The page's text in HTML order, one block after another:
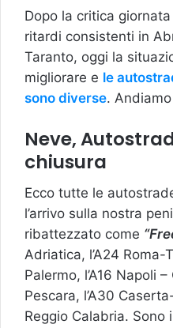
Dopo la critica
ritardi consistenti in
Taranto, oggi la
migliorare e le
sono diverse.
Neve,
chiusura
Ecco tutte le
l’arrivo sulla nostra
ribattezzato come
Adriatica, l’A24 Roma-
Palermo, l’A16 Napoli
Pescara, l’A30
Reggio Calabria.